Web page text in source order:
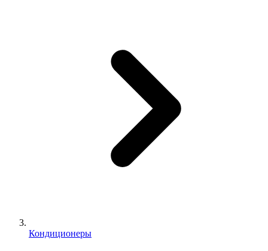
Кондиционеры